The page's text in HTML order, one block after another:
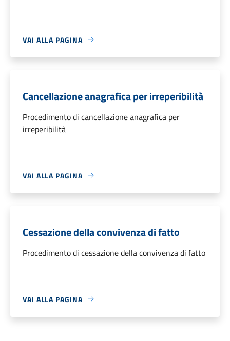
VAI ALLA PAGINA
Cancellazione anagrafica per irreperibilità
Procedimento di cancellazione anagrafica per
irreperibilità
VAI ALLA PAGINA
Cessazione della convivenza di fatto
Procedimento di cessazione della convivenza di fatto
VAI ALLA PAGINA